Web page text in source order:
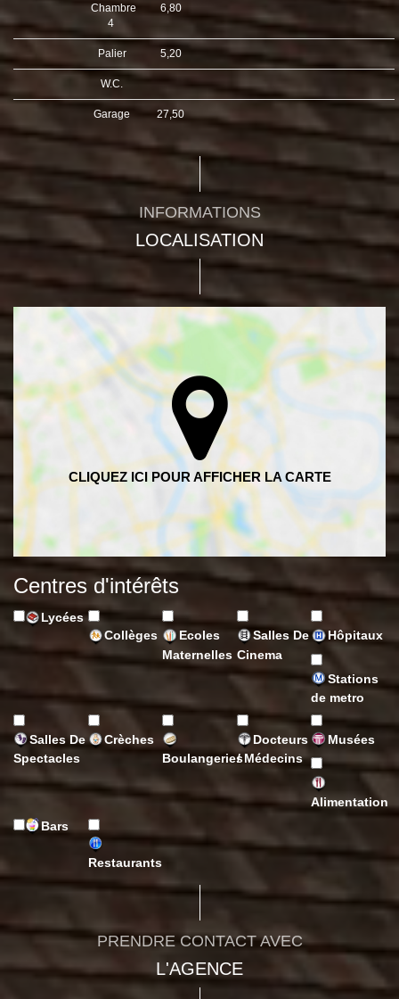
Chambre
4
6,80
Palier 5,20
W.C.
Garage 27,50
INFORMATIONS
LOCALISATION
Centres d'intérêts
Lycées
Collèges
Ecoles
Maternelles
Salles De
Cinema
Hôpitaux
Stations
de metro
Salles De
Spectacles
Crèches
Boulangeries
Docteurs
/ Médecins
Musées
Alimentation
Bars
Restaurants
PRENDRE CONTACT AVEC
L'AGENCE